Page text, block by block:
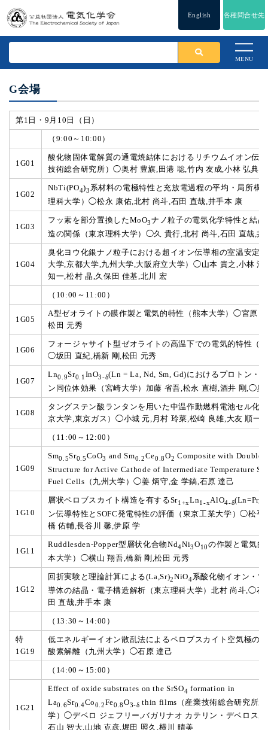
English 各種問合せ先
MENU
G会場
第1日・9月10日（日）
（9:00～10:00）
1G01
酸化物固体電解質の通電焼結体におけるリチウムイオン伝
技術総合研究所）◯奥村 豊旗,田港 聡,竹内 友成,小林 弘典
1G02
NbTi(PO4)3 系材料の電極特性と充放電過程の平均・局所構
理科大学）◯松永 康佑,北村 尚斗,石田 直哉,井手本 康
1G03
フッ素を部分置換したMoO3ナノ粒子の電気化学特性と結晶
造の関係（東京理科大学）◯久 貴行,北村 尚斗,石田 直哉,井
1G04
臭化ヨウ化銀ナノ粒子における超イオン伝導相の室温安定
大学,京都大学,九州大学,大阪府立大学）◯山本 貴之,小林 浩
知一,松村 晶,久保田 佳基,北川 宏
（10:00～11:00）
1G05
A型ゼオライトの膜作製と電気的特性（熊本大学）◯宮原
松田 元秀
1G06
フォージャサイト型ゼオライトの高温下での電気的特性（
◯坂田 直紀,橋新 剛,松田 元秀
1G07
Ln0.9Sr0.1 InO3-δ(Ln = La, Nd, Sm, Gd)におけるプロトン・
ン同位体効果（宮崎大学）加藤 省吾,松永 直樹,酒井 剛,◯奥
1G08
タングステン酸ランタンを用いた中温作動燃料電池セル化
京大学,東京ガス）◯小城 元,月村 玲菜,松崎 良雄,大友 順一
（11:00～12:00）
1G09
Sm0.5Sr0.5CoO3 and Sm0.2Ce0.8O2 Composite with Double
Structure for Active Cathode of Intermediate Temperature
Fuel Cells（九州大学）◯姜 炳守,金 学鎬,石原 達己
1G10
層状ペロブスカイト構造を有するSr1+xLn1-xAlO4-δ(Ln=Pr,
ン伝導特性とSOFC発電特性の評価（東京工業大学）◯松平
橋 佑輔,長谷川 馨,伊原 学
1G11
Ruddlesden-Popper型層状化合物Nd4Ni3O10の作製と電気的
本大学）◯横山 翔吾,橋新 剛,松田 元秀
1G12
回折実験と理論計算による(La,Sr)2NiO4系酸化物イオン・
導体の結晶・電子構造解析（東京理科大学）北村 尚斗,◯石
田 直哉,井手本 康
（13:30～14:00）
特
1G19
低エネルギーイオン散乱法によるペロブスカイト空気極の
酸素解離（九州大学）◯石原 達己
（14:00～15:00）
1G21
Effect of oxide substrates on the SrSO4 formation in
La0.6Sr0.4Co0.2Fe0.8O3-δ thin films（産業技術総合研究所,
学）◯デベロ ジェフリー,バガリナオ カテリン・デベロス,
石山 智大,山地 克彦,堀田 照久,横川 晴美